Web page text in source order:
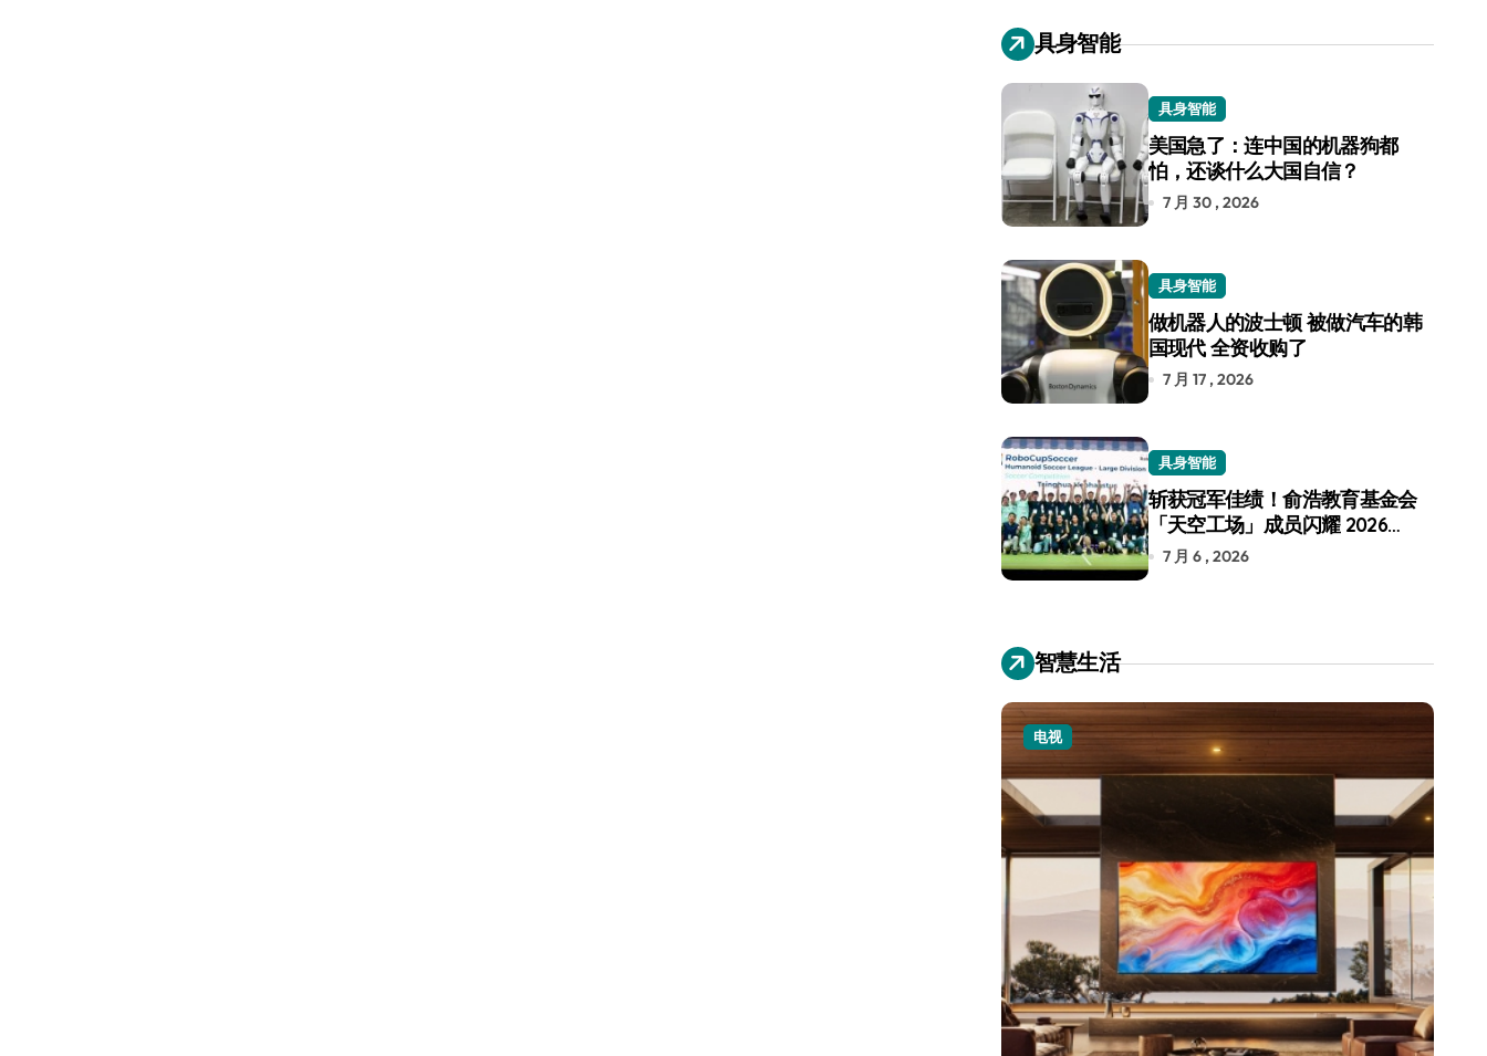
具身智能
具身智能
美国急了：连中国的机器狗都
怕，还谈什么大国自信？
7 月 30 , 2026
具身智能
做机器人的波士顿 被做汽车的韩
国现代 全资收购了
7 月 17 , 2026
具身智能
斩获冠军佳绩！俞浩教育基金会
「天空工场」成员闪耀 2026
RoboCup 机器人世界杯
7 月 6 , 2026
智慧生活
电视